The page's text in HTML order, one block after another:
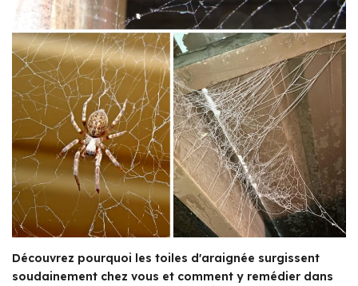
Découvrez pourquoi les toiles d'araignée surgissent
soudainement chez vous et comment y remédier dans